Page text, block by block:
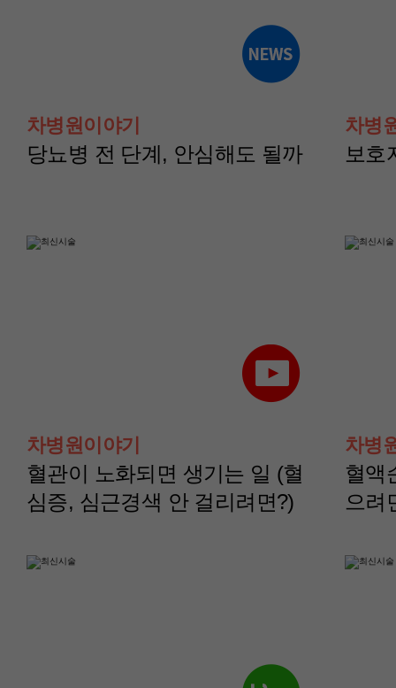
윤혜경 교수 이현지 교수
터)
나영정 교수 노주원 교수
차병원이야기
당뇨병 전 단계, 안심해도 될까
차병
보호
차병원이야기
혈관이 노화되면 생기는 일 (혈
심증, 심근경색 안 걸리려면?)
차병
혈액
으려